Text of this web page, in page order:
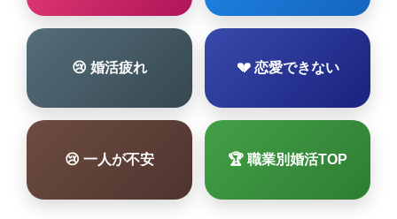
😢 婚活疲れ 💔 恋愛できない
😢 一人が不安 🏆 職業別婚活TOP